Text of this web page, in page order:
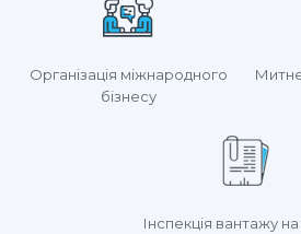
Організація міжнародного
бізнесу
Інспекція вантажу на